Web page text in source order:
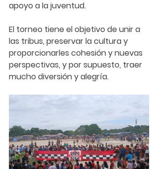
apoyo a la juventud.
El torneo tiene el objetivo de unir a
las tribus, preservar la cultura y
proporcionarles cohesión y nuevas
perspectivas, y por supuesto, traer
mucho diversión y alegría.